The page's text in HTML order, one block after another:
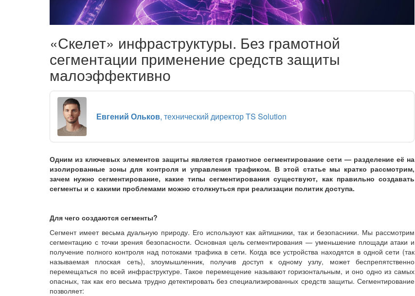
«Скелет» инфраструктуры. Без грамотной
сегментации применение средств защиты
малоэффективно
Евгений Ольков, технический директор TS Solution
Одним из ключевых элементов защиты является грамотное сегментирование сети — разделение её на
изолированные зоны для контроля и управления трафиком. В этой статье мы кратко рассмотрим,
зачем нужно сегментирование, какие типы сегментирования существуют, как правильно создавать
сегменты и с какими проблемами можно столкнуться при реализации политик доступа.
Для чего создаются сегменты?
Сегмент имеет весьма дуальную природу. Его используют как айтишники, так и безопасники. Мы рассмотрим
сегментацию с точки зрения безопасности. Основная цель сегментирования — уменьшение площади атаки и
получение полного контроля над потоками трафика в сети. Когда все устройства находятся в одной сети (так
называемая плоская сеть), злоумышленник, получив доступ к одному узлу, может беспрепятственно
перемещаться по всей инфраструктуре. Такое перемещение называют горизонтальным, и оно одно из самых
опасных, так как его весьма трудно детектировать без специализированных средств защиты. Сегментирование
позволяет: